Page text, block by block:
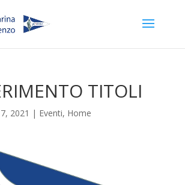
TITOLI
2021 | Eventi, Home